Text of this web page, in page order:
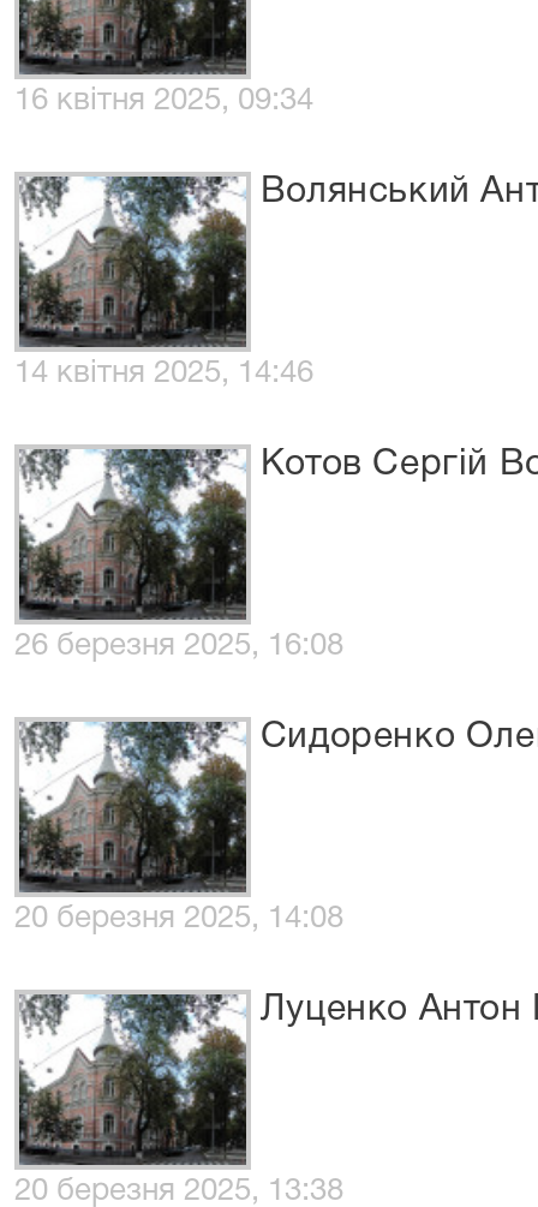
16 квітня 2025, 09:34
Волянський
14 квітня 2025, 14:46
Котов Сергій
26 березня 2025, 16:08
Сидоренко
20 березня 2025, 14:08
Луценко Антон
20 березня 2025, 13:38